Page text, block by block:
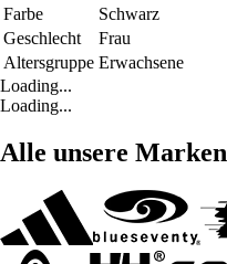
Farbe
Schwarz
Geschlecht
Frau
Altersgruppe Erwachsene
Loading...
Loading...
Alle unsere Marken